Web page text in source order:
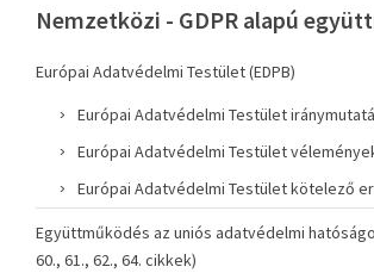
Nemzetközi - GDPR alapú
Európai Adatvédelmi Testület (EDPB)
Európai Adatvédelmi Testület
Európai Adatvédelmi Testület
Európai Adatvédelmi Testület kötelező
Együttműködés az uniós adatvédelmi
60., 61., 62., 64. cikkek)